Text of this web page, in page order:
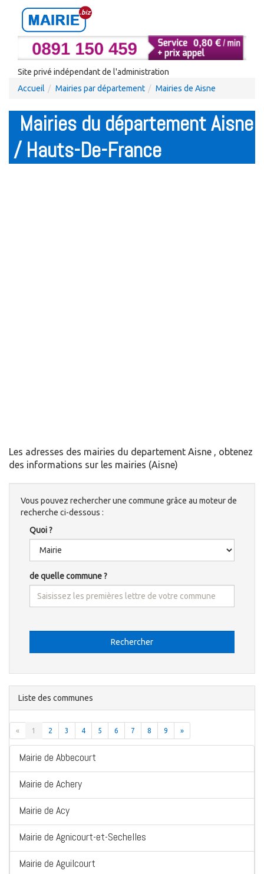
Site privé indépendant de l'administration
Accueil
Mairies par département Mairies de Aisne
Mairies du département Aisne
/ Hauts-De-France
Les adresses des mairies du departement Aisne , obtenez
des informations sur les mairies (Aisne)
Vous pouvez rechercher une commune grâce au moteur de
recherche ci-dessous :
Quoi ?
de quelle commune ?
Rechercher
Liste des communes
« 1 2 3 4 5 6 7 8 9 »
Mairie de Abbecourt
Mairie de Achery
Mairie de Acy
Mairie de Agnicourt-et-Sechelles
Mairie de Aguilcourt